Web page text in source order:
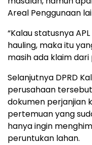
Areal Penggunaan
“Kalau statusnya
hauling, maka itu
masih ada klaim dari
Selanjutnya DPRD
perusahaan
dokumen perjanjian
pertemuan yang
hanya ingin
peruntukan lahan.